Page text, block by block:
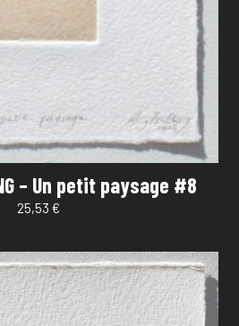
– Un petit paysage #8
25,53 €